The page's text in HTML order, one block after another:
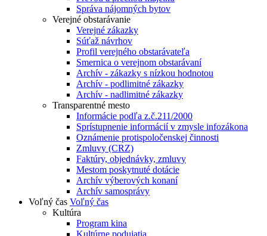
Správa nájomných bytov
Verejné obstarávanie
Verejné zákazky
Súťaž návrhov
Profil verejného obstarávateľa
Smernica o verejnom obstarávaní
Archív - zákazky s nízkou hodnotou
Archív - podlimitné zákazky
Archív - nadlimitné zákazky
Transparentné mesto
Informácie podľa z.č.211/2000
Sprístupnenie informácií v zmysle infozákona
Oznámenie protispoločenskej činnosti
Zmluvy (CRZ)
Faktúry, objednávky, zmluvy
Mestom poskytnuté dotácie
Archív výberových konaní
Archív samosprávy
Voľný čas Voľný čas
Kultúra
Program kina